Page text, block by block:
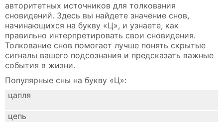
авторитетных источников для толкования
сновидений. Здесь вы найдете значение снов,
начинающихся на букву «Ц», и узнаете, как
правильно интерпретировать свои сновидения.
Толкование снов помогает лучше понять скрытые
сигналы вашего подсознания и предсказать важные
события в жизни.
Популярные сны на букву «Ц»:
цапля
цепь